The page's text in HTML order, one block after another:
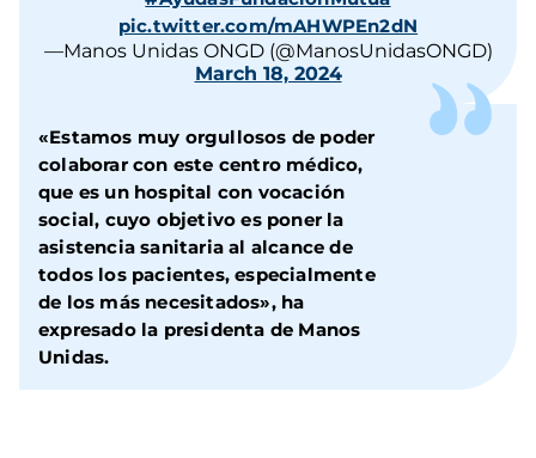
pic.twitter.com/mAHWPEn2dN
—Manos Unidas ONGD (@ManosUnidasONGD)
March 18, 2024
«Estamos muy orgullosos de poder
colaborar con este centro médico,
que es un hospital con vocación
social, cuyo objetivo es poner la
asistencia sanitaria al alcance de
todos los pacientes, especialmente
de los más necesitados», ha
expresado la presidenta de Manos
Unidas.